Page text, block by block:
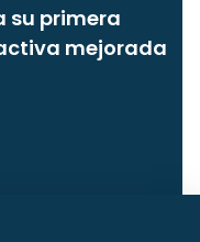
su primera
mejorada